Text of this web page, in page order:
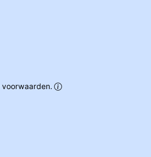
voorwaarden.